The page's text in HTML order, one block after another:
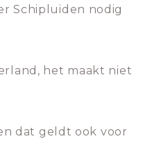
Schipluiden nodig
het maakt niet
dat geldt ook voor